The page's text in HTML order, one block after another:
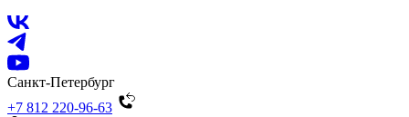
Санкт-Петербург
+7 812 220-96-63